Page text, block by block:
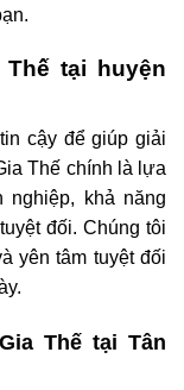
tại huyện
cậy để giúp giải
Thế chính là lựa
nghiệp, khả năng
đối. Chúng tôi
yên tâm tuyệt đối
Thế tại Tân